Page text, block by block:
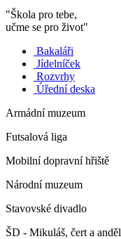
"Škola pro tebe,
učme se pro život"
Bakaláři
Jídelníček
Rozvrhy
Úřední deska
Armádní muzeum
Futsalová liga
Mobilní dopravní hřiště
Národní muzeum
Stavovské divadlo
ŠD - Mikuláš, čert a anděl